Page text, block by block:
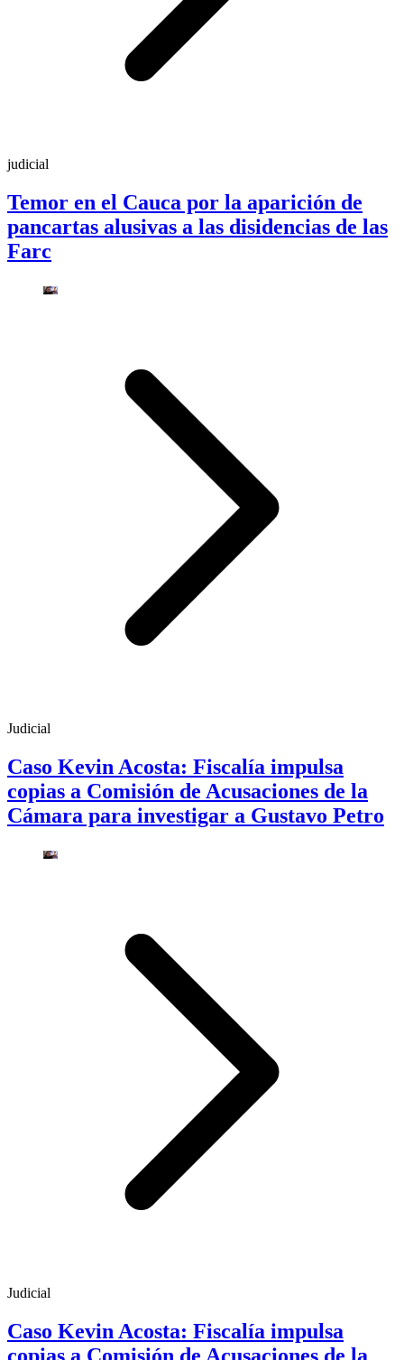
judicial
Temor en el Cauca por la aparición de
pancartas alusivas a las disidencias de las
Farc
Judicial
Caso Kevin Acosta: Fiscalía impulsa
copias a Comisión de Acusaciones de la
Cámara para investigar a Gustavo Petro
Judicial
Caso Kevin Acosta: Fiscalía impulsa